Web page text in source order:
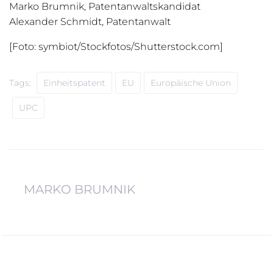
Marko Brumnik, Patentanwaltskandidat
Alexander Schmidt, Patentanwalt
[Foto: symbiot/Stockfotos/Shutterstock.com]
Tags: Einheitspatent EU Europäische Union
UPC
MARKO BRUMNIK